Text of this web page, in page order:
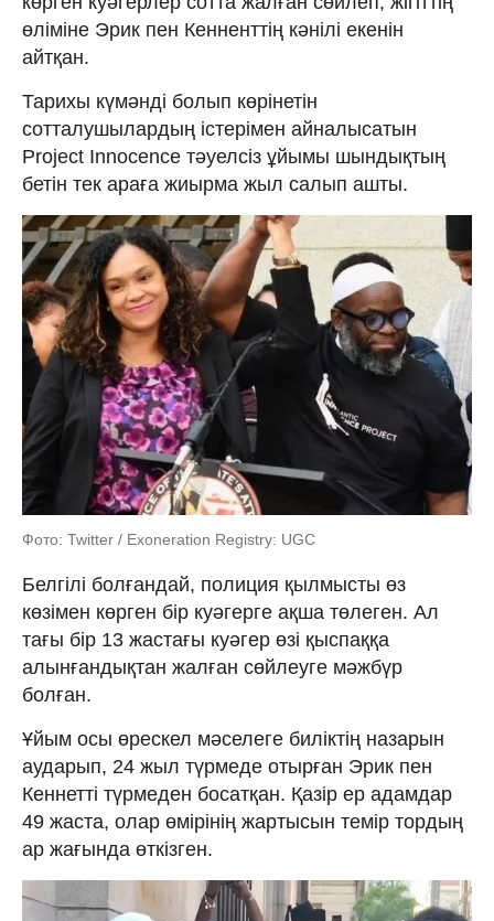
өліміне Эрик пен Кенненттің кәнілі екенін
айтқан.
Тарихы күмәнді болып көрінетін
сотталушылардың істерімен айналысатын
Project Innocence тәуелсіз ұйымы шындықтың
бетін тек араға жиырма жыл салып ашты.
Фото: Twitter / Exoneration Registry: UGC
Белгілі болғандай, полиция қылмысты өз
көзімен көрген бір куәгерге ақша төлеген. Ал
тағы бір 13 жастағы куәгер өзі қыспаққа
алынғандықтан жалған сөйлеуге мәжбүр
болған.
Ұйым осы өрескел мәселеге биліктің назарын
аударып, 24 жыл түрмеде отырған Эрик пен
Кеннетті түрмеден босатқан. Қазір ер адамдар
49 жаста, олар өмірінің жартысын темір тордың
ар жағында өткізген.